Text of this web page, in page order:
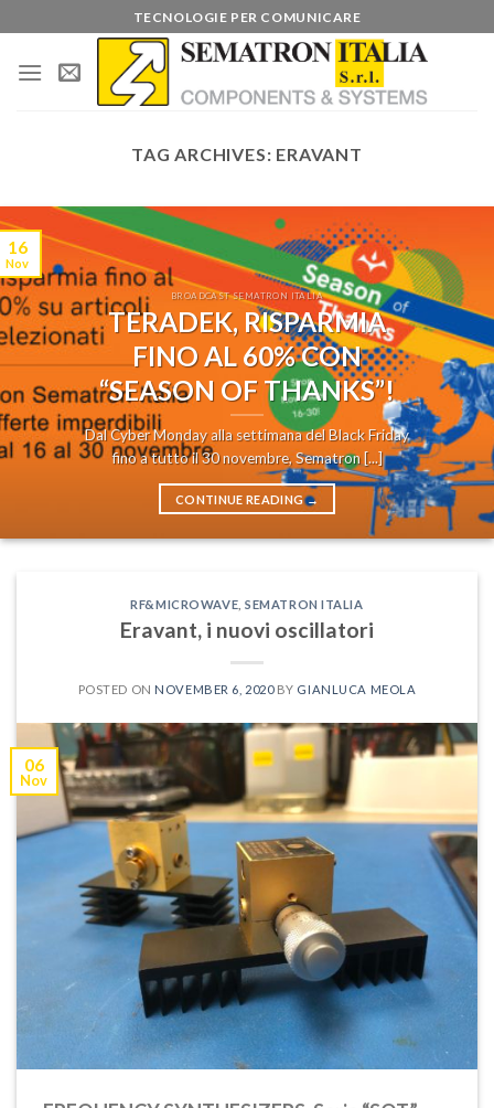
to
content
TECNOLOGIE PER COMUNICARE
TAG ARCHIVES: ERAVANT
BROADCAST SEMATRON ITALIA
TERADEK, RISPARMIA
FINO AL 60% CON
“SEASON OF THANKS”!
Dal Cyber Monday alla settimana del Black Friday
fino a tutto il 30 novembre, Sematron [...]
CONTINUE READING→
16
Nov
RF&MICROWAVE ,SEMATRON ITALIA
Eravant, i nuovi oscillatori
POSTED ON NOVEMBER 6, 2020BY GIANLUCA MEOLA
06
Nov